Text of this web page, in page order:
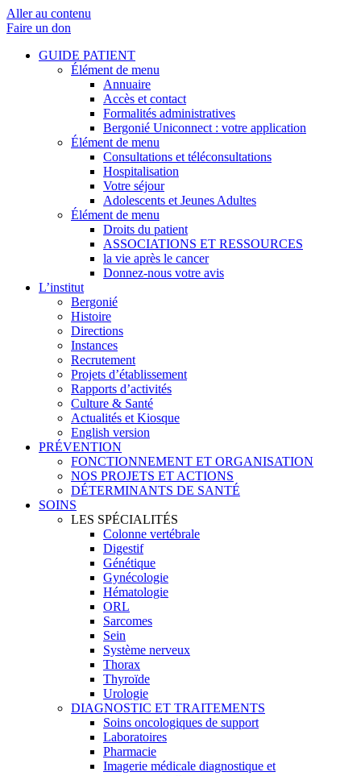
Aller au contenu
Faire un don
GUIDE PATIENT
Élément de menu
Annuaire
Accès et contact
Formalités administratives
Bergonié Uniconnect : votre application
Élément de menu
Consultations et téléconsultations
Hospitalisation
Votre séjour
Adolescents et Jeunes Adultes
Élément de menu
Droits du patient
ASSOCIATIONS ET RESSOURCES
la vie après le cancer
Donnez-nous votre avis
L’institut
Bergonié
Histoire
Directions
Instances
Recrutement
Projets d’établissement
Rapports d’activités
Culture & Santé
Actualités et Kiosque
English version
PRÉVENTION
FONCTIONNEMENT ET ORGANISATION
NOS PROJETS ET ACTIONS
DÉTERMINANTS DE SANTÉ
SOINS
LES SPÉCIALITÉS
Colonne vertébrale
Digestif
Génétique
Gynécologie
Hématologie
ORL
Sarcomes
Sein
Système nerveux
Thorax
Thyroïde
Urologie
DIAGNOSTIC ET TRAITEMENTS
Soins oncologiques de support
Laboratoires
Pharmacie
Imagerie médicale diagnostique et